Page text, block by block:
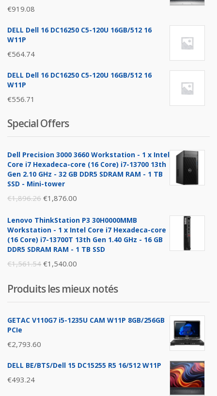
€919.08
DELL Dell 16 DC16250 C5-120U 16GB/512 16
W11P
€564.74
DELL Dell 16 DC16250 C5-120U 16GB/512 16
W11P
€556.71
Special Offers
Dell Precision 3000 3660 Workstation - 1 x Intel
Core i7 Hexadeca-core (16 Core) i7-13700 13th
Gen 2.10 GHz - 32 GB DDR5 SDRAM RAM - 1 TB
SSD - Mini-tower
€1,896.26 Original
was:
€1,896.26.
€1,876.00
is:
€1,876.00.
Lenovo ThinkStation P3 30H0000MMB
Workstation - 1 x Intel Core i7 Hexadeca-core
(16 Core) i7-13700T 13th Gen 1.40 GHz - 16 GB
DDR5 SDRAM RAM - 1 TB SSD
€1,561.54 Original
was:
€1,561.54.
€1,540.00
is:
€1,540.00.
Produits les mieux notés
GETAC V110G7 i5-1235U CAM W11P 8GB/256GB
PCIe
€2,793.60
DELL BE/BTS/Dell 15 DC15255 R5 16/512 W11P
€493.24